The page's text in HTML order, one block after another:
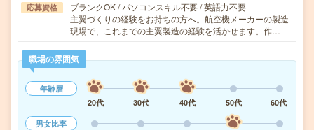
応募資格
ブランクOK / パソコンスキル不要 / 英語力不要
主翼づくりの経験をお持ちの方へ。航空機メーカーの製造
現場で、これまでの主翼製造の経験を活かせます。作…
職場の雰囲気
年齢層
20代
30代 40代 50代
60代
男女比率